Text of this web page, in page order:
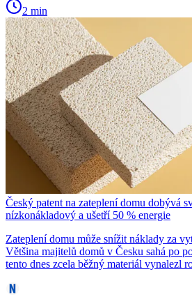
2 min
Český patent na zateplení domu dobývá
nízkonákladový a ušetří 50 % energie
Zateplení domu může snížit náklady za
Většina majitelů domů v Česku sahá po
tento dnes zcela běžný materiál vynalezl